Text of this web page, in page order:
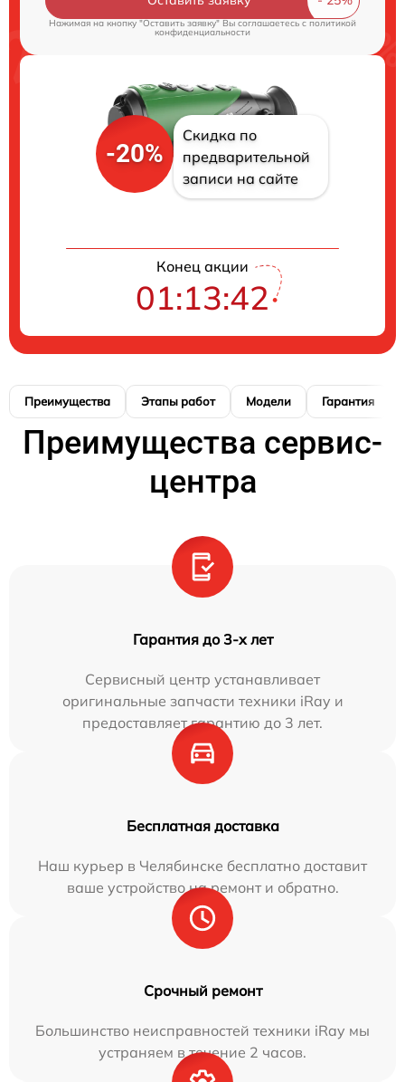
Нажимая на кнопку "Оставить заявку" Вы соглашаетесь cполитикой
конфиденциальности
-20%
Скидка по
предварительной
записи на сайте
Конец акции
01:13:41
Преимущества Этапы работ Модели Гарантия
Преимущества сервис-
центра
Гарантия до 3-х лет
Сервисный центр устанавливает
оригинальные запчасти техники iRay и
предоставляет гарантию до 3 лет.
Бесплатная доставка
Наш курьер в Челябинске бесплатно доставит
ваше устройство на ремонт и обратно.
Срочный ремонт
Большинство неисправностей техники iRay мы
устраняем в течение 2 часов.